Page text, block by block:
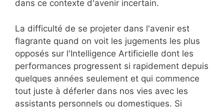
dans ce contexte d'avenir incertain.
La difficulté de se projeter dans l'avenir est
flagrante quand on voit les jugements les plus
opposés sur l'Intelligence Artificielle dont les
performances progressent si rapidement depuis
quelques années seulement et qui commence
tout juste à déferler dans nos vies avec les
assistants personnels ou domestiques. Si